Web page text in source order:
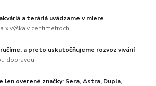
a teráriá uvádzame v miere
x výška v centimetroch.
a preto uskutočňujeme rozvoz vivárií
dopravou.
len overené značky: Sera, Astra, Dupla,